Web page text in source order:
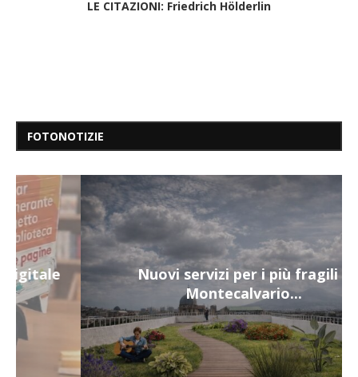
LE CITAZIONI: Friedrich Hölderlin
FOTONOTIZIE
Nuovi servizi per i più fragili a
Montecalvario...